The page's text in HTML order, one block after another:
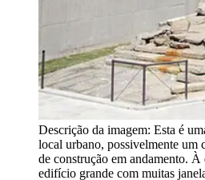
Descrição da imagem: Esta é
local urbano, possivelmente um
de construção em andamento. À
edifício grande com muitas